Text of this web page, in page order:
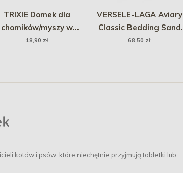
TRIXIE Domek dla
chomików/myszy w
jabłka 13 x 10 x
18,90 zł
VERSELE-LAGA Aviary
Classic Bedding Sand
25kg - piasek z gritem
68,50 zł
kotów i psów, które niechętnie przyjmują tabletki lub